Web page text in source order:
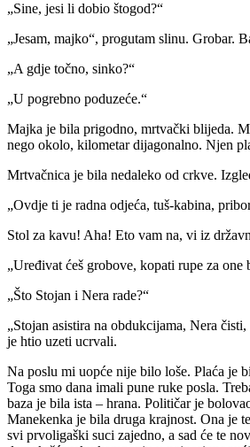
„Sine, jesi li dobio štogod?“
„Jesam, majko“, progutam slinu. Grobar.
„A gdje točno, sinko?“
„U pogrebno poduzeće.“
Majka je bila prigodno, mrtvački blijeda.
nego okolo, kilometar dijagonalno. Njen
Mrtvačnica je bila nedaleko od crkve.
„Ovdje ti je radna odjeća, tuš-kabina,
Stol za kavu! Aha! Eto vam na, vi iz
„Uređivat ćeš grobove, kopati rupe za
„Što Stojan i Nera rade?“
„Stojan asistira na obdukcijama, Nera
je htio uzeti ucrvali.
Na poslu mi uopće nije bilo loše. Plaća je
Toga smo dana imali pune ruke posla.
baza je bila ista – hrana. Političar je
Manekenka je bila druga krajnost. Ona je
svi prvoligaški suci zajedno, a sad će te